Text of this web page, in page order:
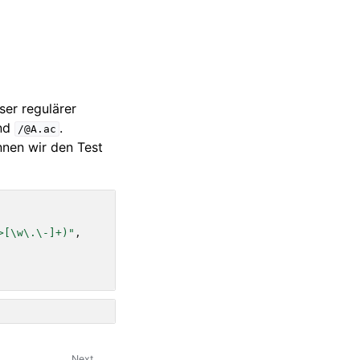
regulärer
/@A.ac .
wir den Test
]+)" ,